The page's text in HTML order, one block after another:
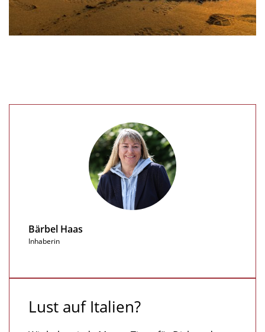
Bärbel Haas
Inhaberin
Lust auf Italien?